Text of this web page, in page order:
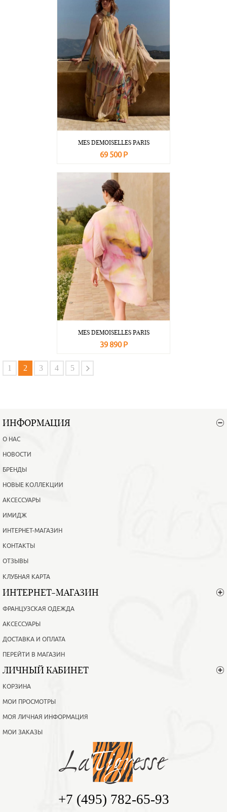
MES DEMOISELLES PARIS
69 500 Р
MES DEMOISELLES PARIS
39 890 Р
В корзину
1 2 3 4 5
ИНФОРМАЦИЯ
О НАС
НОВОСТИ
БРЕНДЫ
НОВЫЕ КОЛЛЕКЦИИ
АКСЕССУАРЫ
ИМИДЖ
ИНТЕРНЕТ-МАГАЗИН
КОНТАКТЫ
ОТЗЫВЫ
КЛУБНАЯ КАРТА
ИНТЕРНЕТ-МАГАЗИН
ФРАНЦУЗСКАЯ ОДЕЖДА
АКСЕССУАРЫ
ДОСТАВКА И ОПЛАТА
ПЕРЕЙТИ В МАГАЗИН
ЛИЧНЫЙ КАБИНЕТ
КОРЗИНА
МОИ ПРОСМОТРЫ
МОЯ ЛИЧНАЯ ИНФОРМАЦИЯ
МОИ ЗАКАЗЫ
+7 (495) 782-65-93